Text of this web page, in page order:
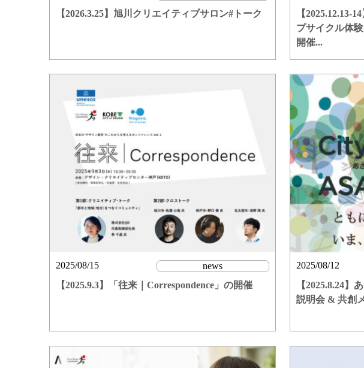
【2026.3.25】旭川クリエイティブサロン#トーク
【2025.12.13-
プサイクル体
開催...
2025/08/15
news
【2025.9.3】「往来｜Correspondence」の開催
2025/08/12
【2025.8.24】
説明会 & 共創